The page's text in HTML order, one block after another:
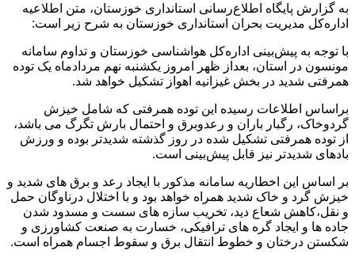
به گزارش پایگاه اطلاع‌رسانی استانداری خوزستان، متن اطلاعیه
اداره‌کل مدیریت بحران استانداری خوزستان به شرح زیر است:
با توجه به پیش‌بینی اداره‌کل هواشناسی خوزستان و تداوم سامانه
مونسون در استان، بعداز ظهر امروز یکشنبه نهم مردادماه یک توده
همرفتی شدید در بخش غیزانیه اهواز تشکیل خواهد شد.
براساس اطلاعات رسیده این توده همرفتی که شامل خیزش
گردوخاک، رگبار باران و رعدوبرق و احتمال بارش تگرگ می باشد،
از توده همرفتی تشکیل شده در روز گذشته شدیدتر بوده و ورزش
بادهای شدیدتر نیز قابل پیش‌بینی است.
بر اساس این اخطاریه سامانه‌ مذکور با ایجاد رعد و برق های شدید و
خیزش گرد و خاک شدید همراه خواهد بود و با اختلال درناوگان حمل
و نقل،کاهش شعاع دید، تخریب سازه های سست و مسدود شدن
جاده ها و ایجاد گره های ترافیکی، خسارت به صنعت کشاورزی و
شکستن درختان و خطوط انتقال برق و سقوط اجسام همراه است.